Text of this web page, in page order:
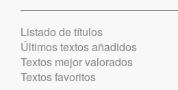
Listado de títulos
Últimos textos añadidos
Textos mejor valorados
Textos favoritos